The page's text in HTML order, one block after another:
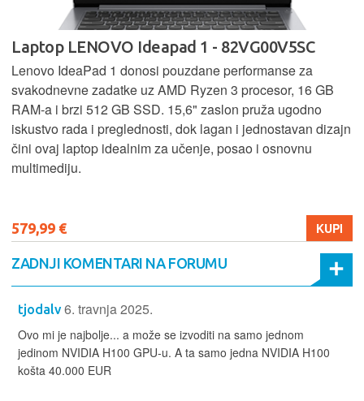
Laptop LENOVO Ideapad 1 - 82VG00V5SC
Lenovo IdeaPad 1 donosi pouzdane performanse za
svakodnevne zadatke uz AMD Ryzen 3 procesor, 16 GB
RAM-a i brzi 512 GB SSD. 15,6" zaslon pruža ugodno
iskustvo rada i preglednosti, dok lagan i jednostavan dizajn
čini ovaj laptop idealnim za učenje, posao i osnovnu
multimediju.
579,99 € KUPI
ZADNJI KOMENTARI NA FORUMU
tjodalv 6. travnja 2025.
Ovo mi je najbolje... a može se izvoditi na samo jednom
jedinom NVIDIA H100 GPU-u. A ta samo jedna NVIDIA H100
košta 40.000 EUR